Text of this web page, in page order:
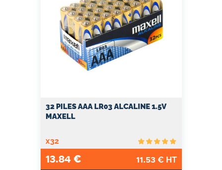
32 PILES AAA LR03 ALCALINE 1.5V
MAXELL
x32
13.84€ 11.53 € HT